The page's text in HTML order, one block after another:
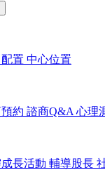
置 中心位置
約 諮商Q&A 心理
長活動 輔導股長